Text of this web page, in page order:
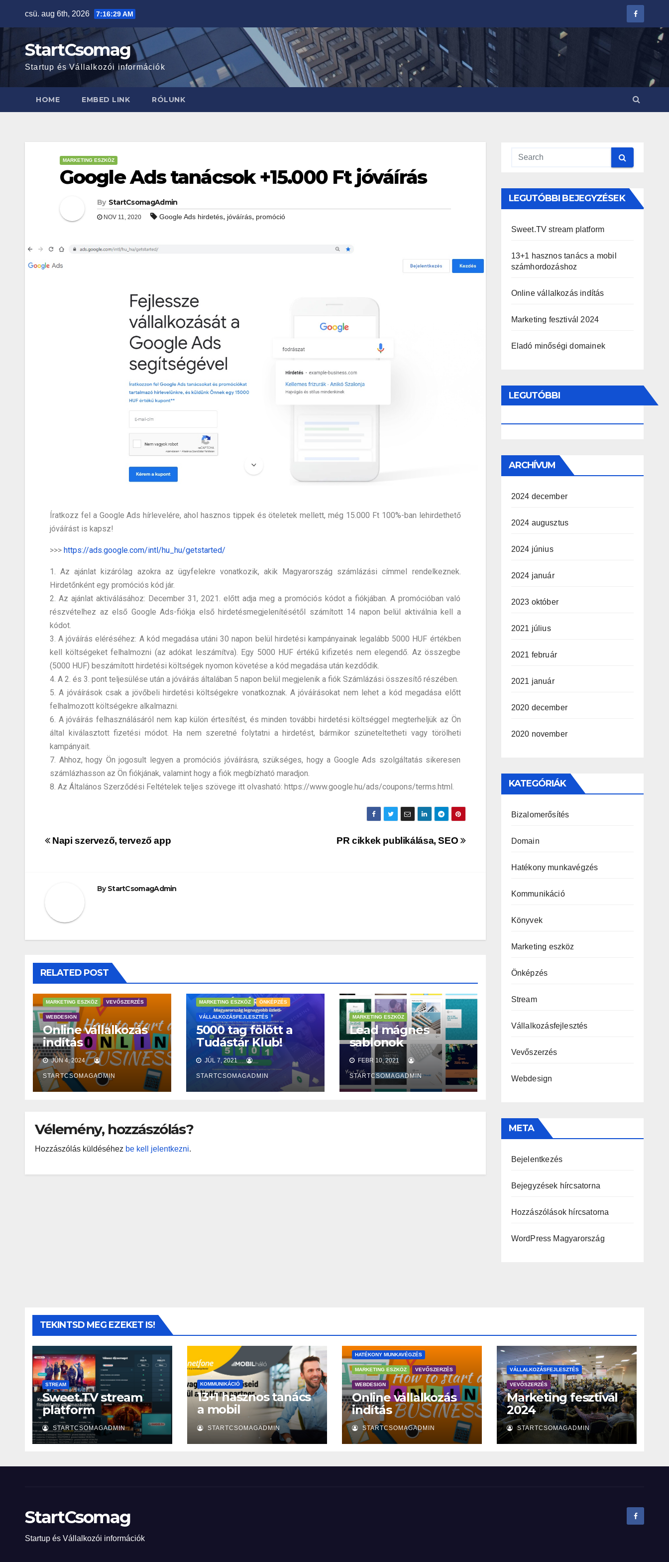
csü. aug 6th, 2026 7:16:29 AM
StartCsomag
Startup és Vállalkozói információk
HOME EMBED LINK RÓLUNK
MARKETING ESZKÖZ
Google Ads tanácsok +15.000 Ft jóváírás
By StartCsomagAdmin
NOV 11, 2020 Google Ads hirdetés, jóváírás, promóció
Íratkozz fel a Google Ads hírlevelére, ahol hasznos tippek és öteletek mellett, még 15.000 Ft 100%-ban lehirdethető
jóváírást is kapsz!
>>> https://ads.google.com/intl/hu_hu/getstarted/
1. Az ajánlat kizárólag azokra az ügyfelekre vonatkozik, akik Magyarország számlázási címmel rendelkeznek.
Hirdetőnként egy promóciós kód jár.
2. Az ajánlat aktiválásához: December 31, 2021. előtt adja meg a promóciós kódot a fiókjában. A promócióban való
részvételhez az első Google Ads-fiókja első hirdetésmegjelenítésétől számított 14 napon belül aktiválnia kell a
kódot.
3. A jóváírás eléréséhez: A kód megadása utáni 30 napon belül hirdetési kampányainak legalább 5000 HUF értékben
kell költségeket felhalmozni (az adókat leszámítva). Egy 5000 HUF értékű kifizetés nem elegendő. Az összegbe
(5000 HUF) beszámított hirdetési költségek nyomon követése a kód megadása után kezdődik.
4. A 2. és 3. pont teljesülése után a jóváírás általában 5 napon belül megjelenik a fiók Számlázási összesítő részében.
5. A jóváírások csak a jövőbeli hirdetési költségekre vonatkoznak. A jóváírásokat nem lehet a kód megadása előtt
felhalmozott költségekre alkalmazni.
6. A jóváírás felhasználásáról nem kap külön értesítést, és minden további hirdetési költséggel megterheljük az Ön
által kiválasztott fizetési módot. Ha nem szeretné folytatni a hirdetést, bármikor szüneteltetheti vagy törölheti
kampányait.
7. Ahhoz, hogy Ön jogosult legyen a promóciós jóváírásra, szükséges, hogy a Google Ads szolgáltatás sikeresen
számlázhasson az Ön fiókjának, valamint hogy a fiók megbízható maradjon.
8. Az Általános Szerződési Feltételek teljes szövege itt olvasható: https://www.google.hu/ads/coupons/terms.html.
PR cikkek publikálása, SEO
Napi szervező, tervező app
ByStartCsomagAdmin
RELATED POST
MARKETING ESZKÖZ VEVŐSZERZÉS
WEBDESIGN
Online vállalkozás
indítás
JÚN 4, 2024
STARTCSOMAGADMIN
MARKETING ESZKÖZ ÖNKÉPZÉS
VÁLLALKOZÁSFEJLESZTÉS
5000 tag fölött a
Tudástár Klub!
JÚL 7, 2021
STARTCSOMAGADMIN
MARKETING ESZKÖZ
Lead mágnes
sablonok
FEBR 10, 2021
STARTCSOMAGADMIN
Vélemény, hozzászólás?
Hozzászólás küldéséhez be kell jelentkezni.
LEGUTÓBBI BEJEGYZÉSEK
Sweet.TV stream platform
13+1 hasznos tanács a mobil
számhordozáshoz
Online vállalkozás indítás
Marketing fesztivál 2024
Eladó minőségi domainek
LEGUTÓBBI
ARCHÍVUM
2024 december
2024 augusztus
2024 június
2024 január
2023 október
2021 július
2021 február
2021 január
2020 december
2020 november
KATEGÓRIÁK
Bizalomerősítés
Domain
Hatékony munkavégzés
Kommunikáció
Könyvek
Marketing eszköz
Önképzés
Stream
Vállalkozásfejlesztés
Vevőszerzés
Webdesign
META
Bejelentkezés
Bejegyzések hírcsatorna
Hozzászólások hírcsatorna
WordPress Magyarország
TEKINTSD MEG EZEKET IS!
STREAM
Sweet.TV stream
platform
STARTCSOMAGADMIN
KOMMUNIKÁCIÓ
13+1 hasznos tanács
a mobil
számhordozáshoz
STARTCSOMAGADMIN
HATÉKONY MUNKAVÉGZÉS
MARKETING ESZKÖZ VEVŐSZERZÉS
WEBDESIGN
Online vállalkozás
indítás
STARTCSOMAGADMIN
VÁLLALKOZÁSFEJLESZTÉS
VEVŐSZERZÉS
Marketing fesztivál
2024
STARTCSOMAGADMIN
StartCsomag
Startup és Vállalkozói információk